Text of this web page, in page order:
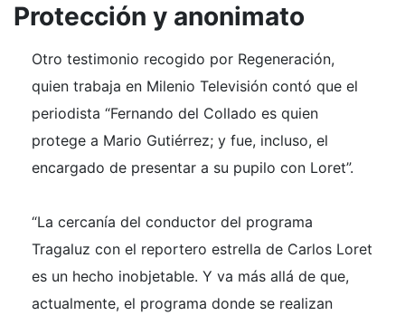
Protección y anonimato
Otro testimonio recogido por Regeneración,
quien trabaja en Milenio Televisión contó que el
periodista “Fernando del Collado es quien
protege a Mario Gutiérrez; y fue, incluso, el
encargado de presentar a su pupilo con Loret”.
“La cercanía del conductor del programa
Tragaluz con el reportero estrella de Carlos Loret
es un hecho inobjetable. Y va más allá de que,
actualmente, el programa donde se realizan